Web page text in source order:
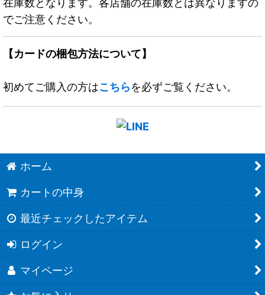
在庫数となります。各店舗の在庫数とは異なりますの
でご注意ください。
【カードの梱包方法について】
初めてご購入の方はこちらを必ずご覧ください。
ホーム
カートの中身
最近チェックしたアイテム
ログイン
マイページ